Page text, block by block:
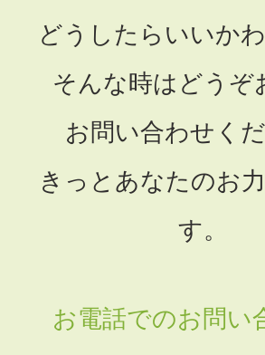
どうしたらいいか
そんな時はどうぞ
お問い合わせくだ
きっとあなたのお
す。
お電話でのお問い